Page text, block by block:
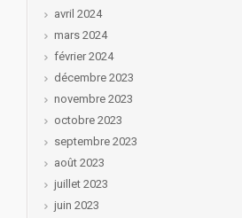
avril 2024
mars 2024
février 2024
décembre 2023
novembre 2023
octobre 2023
septembre 2023
août 2023
juillet 2023
juin 2023